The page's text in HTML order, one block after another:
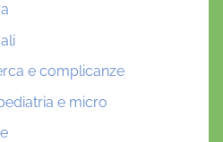
e complicanze
e micro